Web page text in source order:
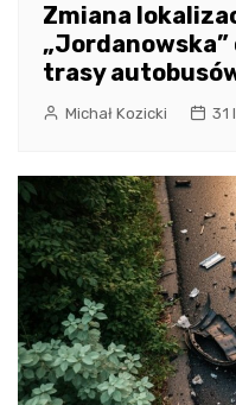
Zmiana
„Jordanowska”
trasy
Michał Kozicki 31